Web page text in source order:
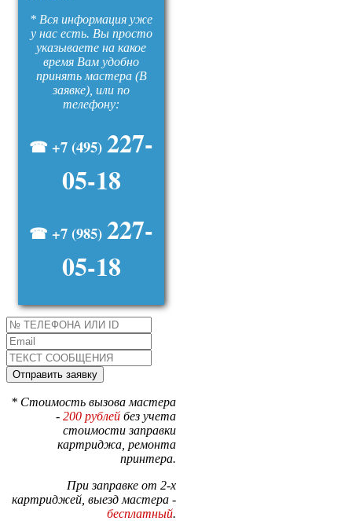
* Вся информация уже
у нас есть. Вы просто
указываете на какое
время Вам удобно
принять мастера (В
заявке), или по
телефону:
☎ +7 (495) 227-
05-18
☎ +7 (985) 227-
05-18
* Стоимость вызова мастера
- 200 рублей без учета
стоимости заправки
картриджа, ремонта
принтера.
При заправке от 2-х
картриджей, выезд мастера -
бесплатный.